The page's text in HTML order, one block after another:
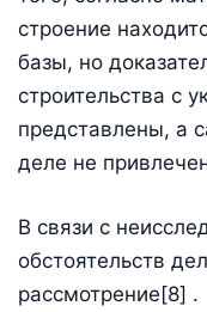
строение
базы, но
строительства с
представлены, а
деле не
В связи с
обстоятельств
рассмотрение[8] .